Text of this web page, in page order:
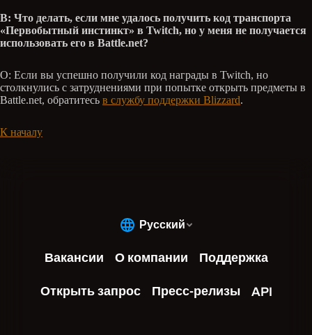
В: Что делать, если мне удалось получить код транспорта
«Первобытный инстинкт» в Twitch, но у меня не получается
использовать его в Battle.net?
О: Если вы успешно получили код награды в Twitch, но
столкнулись с затруднениями при попытке открыть предметы в
Battle.net, обратитесь в службу поддержки Blizzard.
К началу